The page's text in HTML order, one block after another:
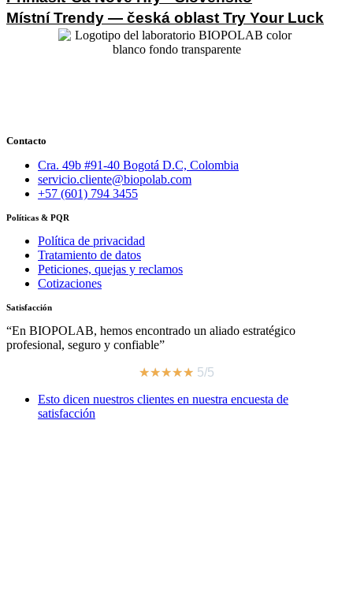
Místní Trendy — česká oblast Try Your Luck
Contacto
Cra. 49b #91-40 Bogotá D.C, Colombia
servicio.cliente@biopolab.com
+57 (601) 794 3455
Políticas & PQR
Política de privacidad
Tratamiento de datos
Peticiones, quejas y reclamos
Cotizaciones
Satisfacción
“En BIOPOLAB, hemos encontrado un aliado estratégico
profesional, seguro y confiable”
★★★★★ 5/5
Esto dicen nuestros clientes en nuestra encuesta de
satisfacción